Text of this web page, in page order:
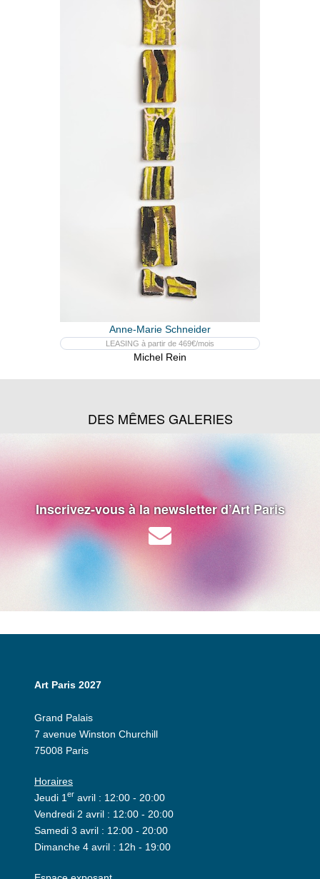
Anne-Marie Schneider
LEASING à partir de 469€/mois
Michel Rein
DES MÊMES GALERIES
Inscrivez-vous à la newsletter d’Art Paris
Art Paris 2027
Grand Palais
7 avenue Winston Churchill
75008 Paris
Horaires
Jeudi 1 er avril : 12:00 - 20:00
Vendredi 2 avril : 12:00 - 20:00
Samedi 3 avril : 12:00 - 20:00
Dimanche 4 avril : 12h - 19:00